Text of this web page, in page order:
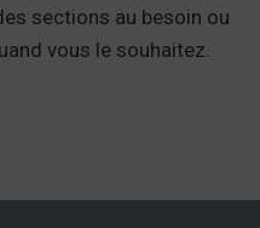
sections au besoin ou
vous le souhaitez.